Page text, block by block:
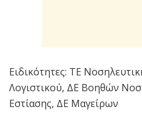
Ειδικότητες: ΤΕ
Λογιστικού, ΔΕ Βοηθών
Εστίασης, ΔΕ Μαγείρων